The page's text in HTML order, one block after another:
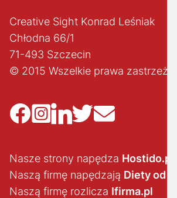
Creative Sight Konrad Leśniak
Chłodna 66/1
71-493 Szczecin
© 2015 Wszelkie prawa
Nasze strony napędza Hostido.pl
Naszą firmę napędzają Diety od
Naszą firmę rozlicza Ifirma.pl